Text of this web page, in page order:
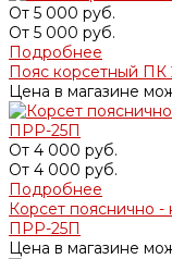
От 5 000 руб.
От 5 000 руб.
Подробнее
Пояс корсетный ПК
Цена в магазине
От 4 000 руб.
От 4 000 руб.
Подробнее
Корсет пояснично -
ПРР-25П
Цена в магазине